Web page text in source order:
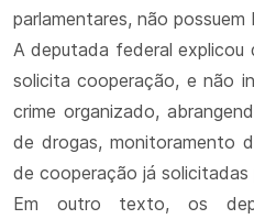
parlamentares, não
A deputada federal explicou
solicita cooperação, e não
crime organizado,
de drogas, monitoramento
de cooperação já solicitadas
Em outro texto, os